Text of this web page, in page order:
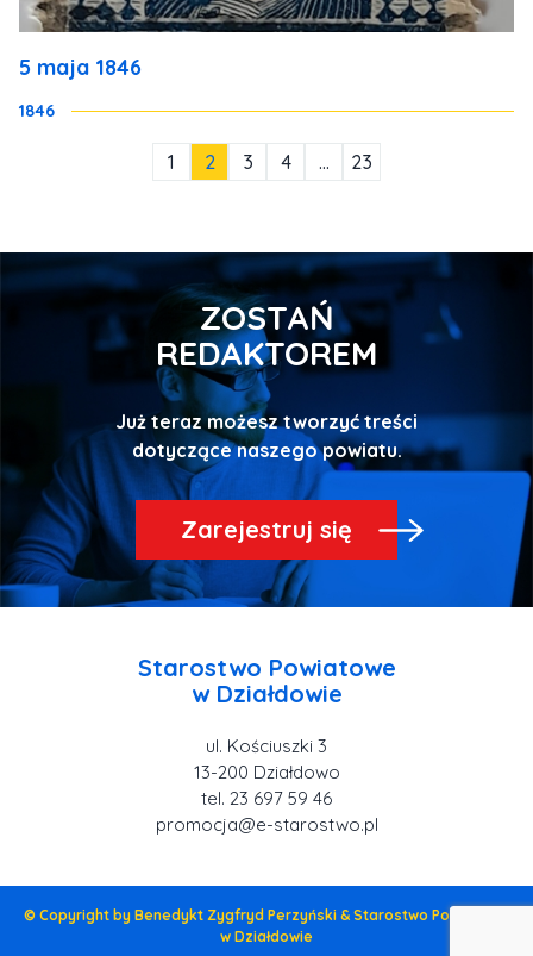
5 maja 1846
1846
1 2 3 4 … 23
ZOSTAŃ
REDAKTOREM
Już teraz możesz tworzyć treści
dotyczące naszego powiatu.
Zarejestruj się
Starostwo Powiatowe
ul. Kościuszki 3
tel. 23 697 59 46
promocja@e-starostwo.pl
© Copyright by Benedykt Zygfryd Perzyński & Starostwo Powiatowe
w Działdowie